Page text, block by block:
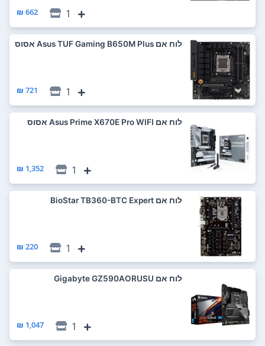
1
662 ₪
לוח אם Asus TUF Gaming B650M Plus אסוס
1
721 ₪
לוח אם Asus Prime X670E Pro WIFI אסוס
1
1,352 ₪
לוח אם BioStar TB360-BTC Expert
1
220 ₪
לוח אם Gigabyte GZ590AORUSU
1
1,047 ₪